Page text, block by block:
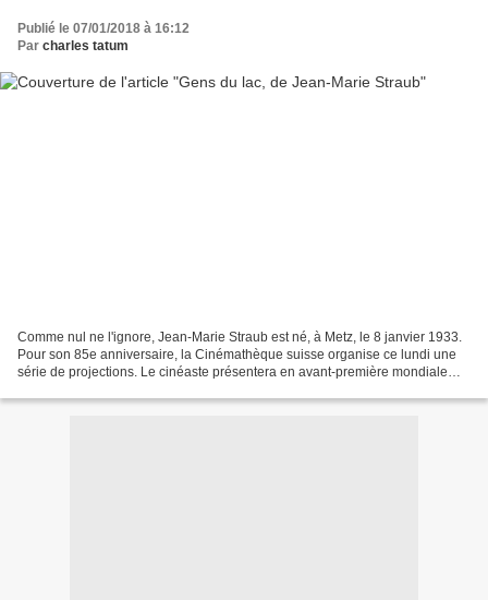
Publié le 07/01/2018 à 16:12
Par charles tatum
Comme nul ne l'ignore, Jean-Marie Straub est né, à Metz, le 8 janvier 1933.
Pour son 85e anniversaire, la Cinémathèque suisse organise ce lundi une
série de projections. Le cinéaste présentera en avant-première mondiale